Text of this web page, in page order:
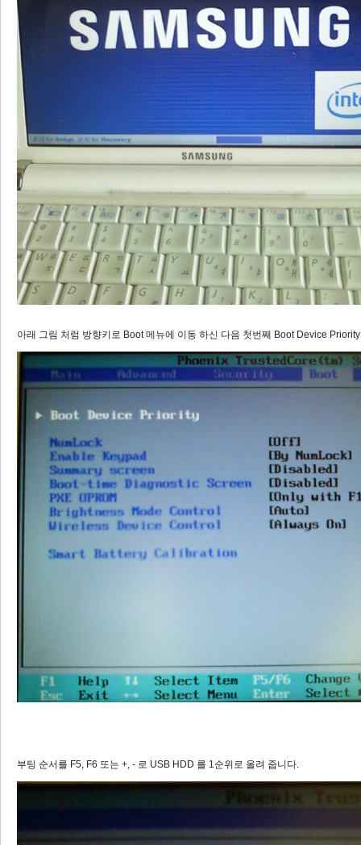
아래 그림 처럼 방향키로 Boot 메뉴에 이동 하신 다음 첫번째 Boot Device
부팅 순서를 F5, F6 또는 +, - 로 USB HDD 를 1순위로 올려 줍니다.